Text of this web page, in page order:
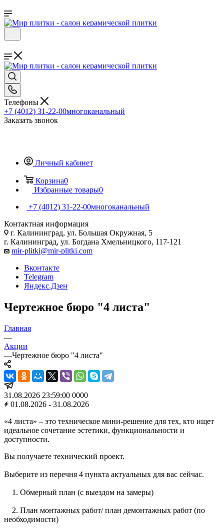
Телефоны
+7 (4012) 31-22-00многоканальный
Заказать звонок
Личный кабинет
Корзина0
Избранные товары0
+7 (4012) 31-22-00многоканальный
Контактная информация
г. Калининград, ул. Большая Окружная, 5
г. Калининград, ул. Богдана Хмельницкого, 117-121
mir-plitki@mir-plitki.com
Вконтакте
Telegram
Яндекс.Дзен
Чертежное бюро "4 листа"
Главная
—
Акции
—Чертежное бюро "4 листа"
31.08.2026 23:59:00 0000
01.08.2026 - 31.08.2026
«4 листа» – это техническое мини-решение для тех, кто ищет
идеальное сочетание эстетики, функциональности и
доступности.
Вы получаете технический проект.
Выберите из перечня 4 пункта актуальных для вас сейчас.
1. Обмерный план (с выездом на замеры)
2. План монтажных работ/ план демонтажных работ (по
необходимости)